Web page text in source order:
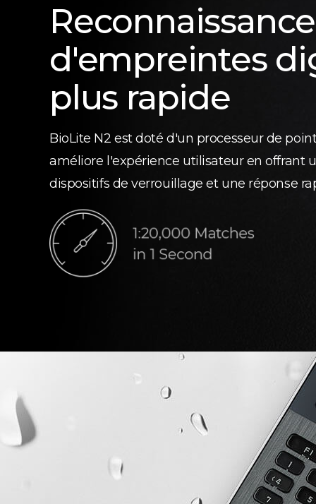
Reconnaissance
d'empreintes
plus rapide
BioLite N2 est doté d'un processeur de
améliore l'expérience utilisateur en offrant
dispositifs de verrouillage et une réponse